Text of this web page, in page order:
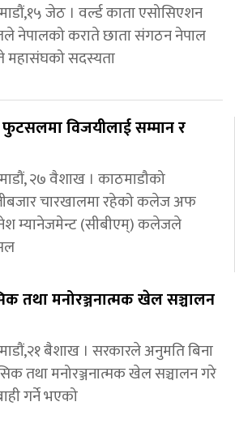
जेठ । वर्ल्ड काता एसोसिएशन
नेपालको कराते छाता संगठन नेपाल
महासंघको सदस्यता
फुटसलमा विजयीलाई सम्मान र
२७ वैशाख । काठमाडौको
चारखालमा रहेको कलेज अफ
म्यानेजमेन्ट (सीबीएम्) कलेजले
तथा मनोरञ्जनात्मक खेल सञ्चालन
बैशाख । सरकारले अनुमति बिना
तथा मनोरञ्जनात्मक खेल सञ्चालन गरे
गर्ने भएको